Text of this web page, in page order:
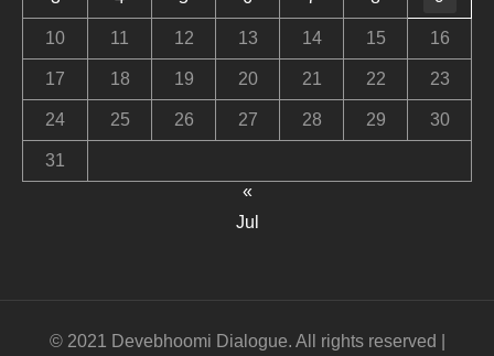
10 11 12 13 14 15 16
17 18 19 20 21 22 23
24 25 26 27 28 29 30
31
«
Jul
© 2021 Devebhoomi Dialogue. All rights reserved |